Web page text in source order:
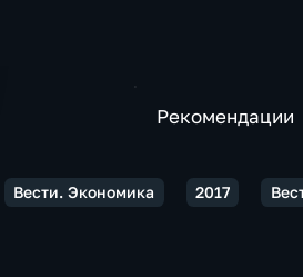
Рекомендации
Вести. Экономика 2017